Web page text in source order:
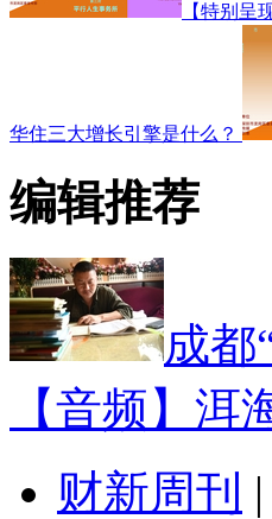
【特别呈
华住三大增长引擎是什么？
编辑推荐
成都
【音频】洱
财新周刊 |